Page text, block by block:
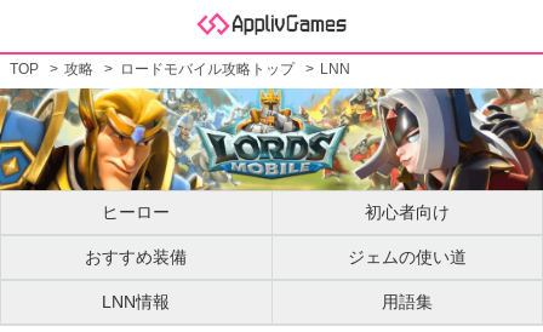
TOP 攻略 ロードモバイル攻略トップ LNN
ヒーロー 初心者向け
おすすめ装備 ジェムの使い道
LNN情報 用語集